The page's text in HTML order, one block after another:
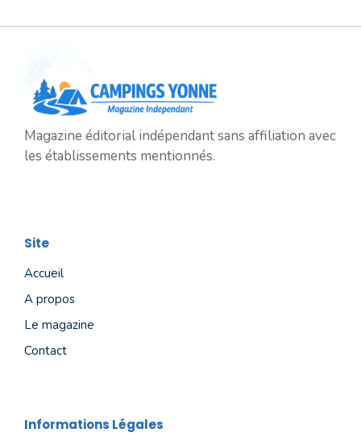
Magazine éditorial indépendant sans affiliation avec
les établissements mentionnés.
Site
Accueil
A propos
Le magazine
Contact
Informations Légales